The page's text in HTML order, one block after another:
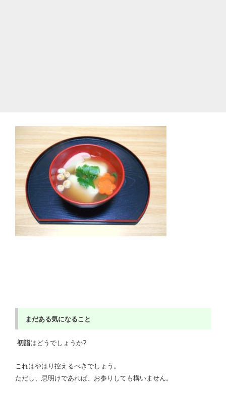
まだある気になること
初詣はどうでしょうか?
これはやはり控えるべきでしょう。
ただし、忌明けであれば、お参りしても構いません。